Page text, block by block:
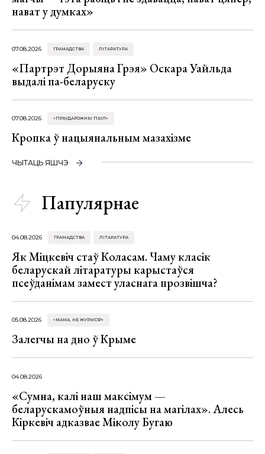
нават у думках»
07.08.2026 ГРАМАДСТВА ЛІТАРАТУРА
«Партрэт Дорыяна Грэя» Оскара Уайльда
выдалі па-беларуску
07.08.2026 «ПРЫДАРОЖНЫ ПЫЛ»
Кропка ў нацыянальным мазахізме
ЧЫТАЦЬ ЯШЧЭ
Папулярнае
04.08.2026 ГРАМАДСТВА ЛІТАРАТУРА
Як Міцкевіч стаў Коласам. Чаму класік
беларускай літаратуры карыстаўся
псеўданімам замест уласнага прозвішча?
05.08.2026 «МАМА, НЕ ЖУРЫСЯ!»
Залегчы на дно ў Крыме
04.08.2026
«Сумна, калі наш максімум —
беларускамоўныя надпісы на магілах». Алесь
Кіркевіч адказвае Міколу Бугаю